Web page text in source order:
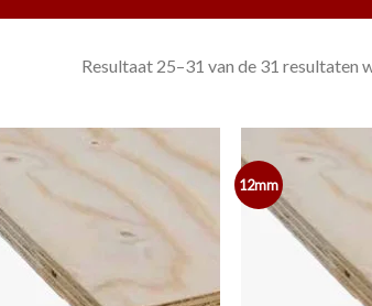
Resultaat 25–31 van de 31 resultaten
12mm